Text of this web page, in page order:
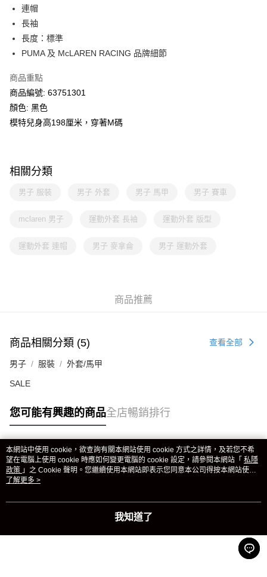
滿$599可享澳門免運費優惠
連帽
長袖
長度：標準
PUMA 及 McLAREN RACING 品牌細節
商品重點
商品編號: 63751301
顏色: 黑色
模特兒身高198厘米，穿著M碼
相關分類
男子 服裝 男子 外套 男子 馬甲 男子 賽車
mclaren 男子 運動外套 長袖 運動外套 版型
運動外套 連帽 男子 麥拿侖 男子 運動外套
商品推薦
商品相關分類 (5) 查看全部
男子 服裝 外套/馬甲
SALE
您可能有興趣的商品全店暢銷排行
熱門標籤
熱銷排行
本網站中使用 cookie，欲查詢有關本網站使用 cookie 方式之詳情，及若您不希
望在電腦上使用 cookie 時應如何變更電腦的 cookie 設定，請參閱本網站「 私隱
政策 」之 Cookie 聲明。您繼續使用本網站即表示您同意本公司得按本網站使用
條款之 Cookie 聲明使用 cookie。
了解更多 >
我知道了